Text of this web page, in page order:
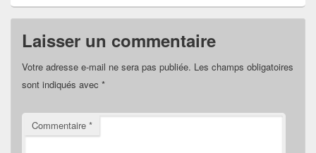
Laisser un commentaire
Votre adresse e-mail ne sera pas publiée. Les champs obligatoires
sont indiqués avec *
Commentaire *